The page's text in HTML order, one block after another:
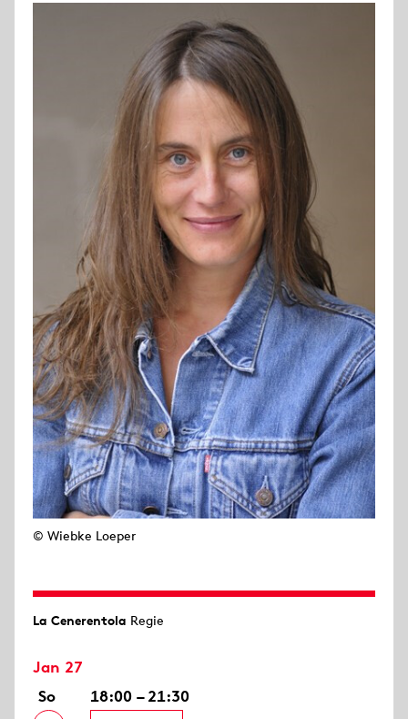
© Wiebke Loeper
La Cenerentola Regie
Jan 27
So
18:00 – 21:30